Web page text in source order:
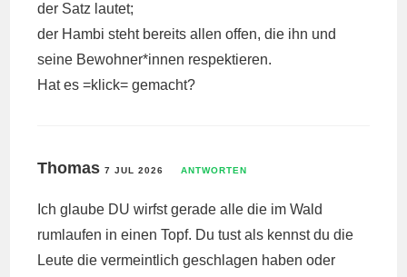
der Satz lautet;
der Hambi steht bereits allen offen, die ihn und
seine Bewohner*innen respektieren.
Hat es =klick= gemacht?
Thomas7 JUL 2026 ANTWORTEN
Ich glaube DU wirfst gerade alle die im Wald
rumlaufen in einen Topf. Du tust als kennst du die
Leute die vermeintlich geschlagen haben oder